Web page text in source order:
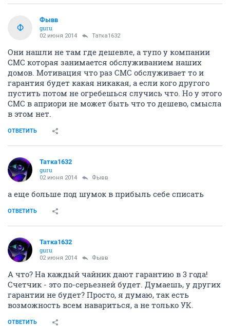
Ф
Фывв
guru
02 июня 2014 Татка1632
Они нашли не там где дешевле, а тупо у компании
СМС которая занимается обслуживанием наших
домов. Мотивация что раз СМС обслуживает то и
гарантия будет какая никакая, а если кого другого
пустить потом не огребешься случись что. Но у этого
СМС в априори не может быть что то дешево, смысла
в этом нет.
ОТВЕТИТЬ
Татка1632
guru
02 июня 2014 Фывв
а еще больше под шумок в прибыль себе списать
ОТВЕТИТЬ
Татка1632
guru
02 июня 2014 Фывв
А что? На каждый чайник дают гарантию в 3 года!
Счетчик - это по-серьезней будет. Думаешь, у других
гарантии не будет? Просто, я думаю, так есть
возможность всем навариться, а не только УК.
ОТВЕТИТЬ